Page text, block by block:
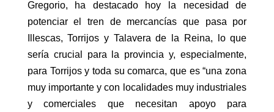
Gregorio, ha destacado hoy la necesidad de
potenciar el tren de mercancías que pasa por
Illescas, Torrijos y Talavera de la Reina, lo que
sería crucial para la provincia y, especialmente,
para Torrijos y toda su comarca, que es “una zona
muy importante y con localidades muy industriales
y comerciales que necesitan apoyo para